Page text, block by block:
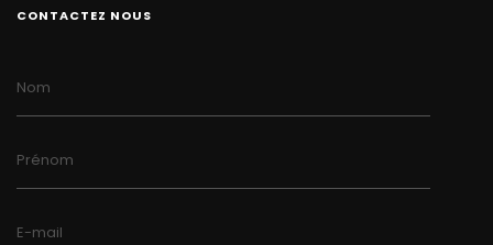
CONTACTEZ NOUS
Nom
Prénom
E-mail